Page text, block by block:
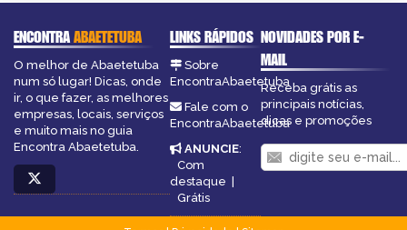
ENCONTRAABAETETUBA
O melhor de Abaetetuba
num só lugar! Dicas, onde
ir, o que fazer, as melhores
empresas, locais, serviços
e muito mais no guia
Encontra Abaetetuba.
LINKS RÁPIDOS
Sobre
EncontraAbaetetuba
Fale com o
EncontraAbaetetuba
ANUNCIE:
Com
destaque |
Grátis
NOVIDADES POR E-
MAIL
Receba grátis as
principais notícias,
dicas e promoções